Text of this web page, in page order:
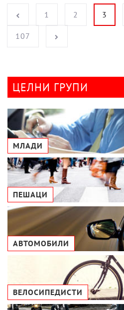
Posts pagination
1 2 3
107
ЦЕЛНИ ГРУПИ
МЛАДИ
ПЕШАЦИ
АВТОМОБИЛИ
ВЕЛОСИПЕДИСТИ